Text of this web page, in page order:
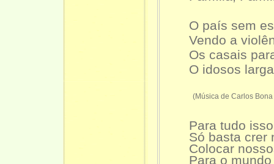
O país sem
Vendo a
Os casais
O idosos
(Música de Carlos
Para tudo
Só basta crer
Colocar
Para o